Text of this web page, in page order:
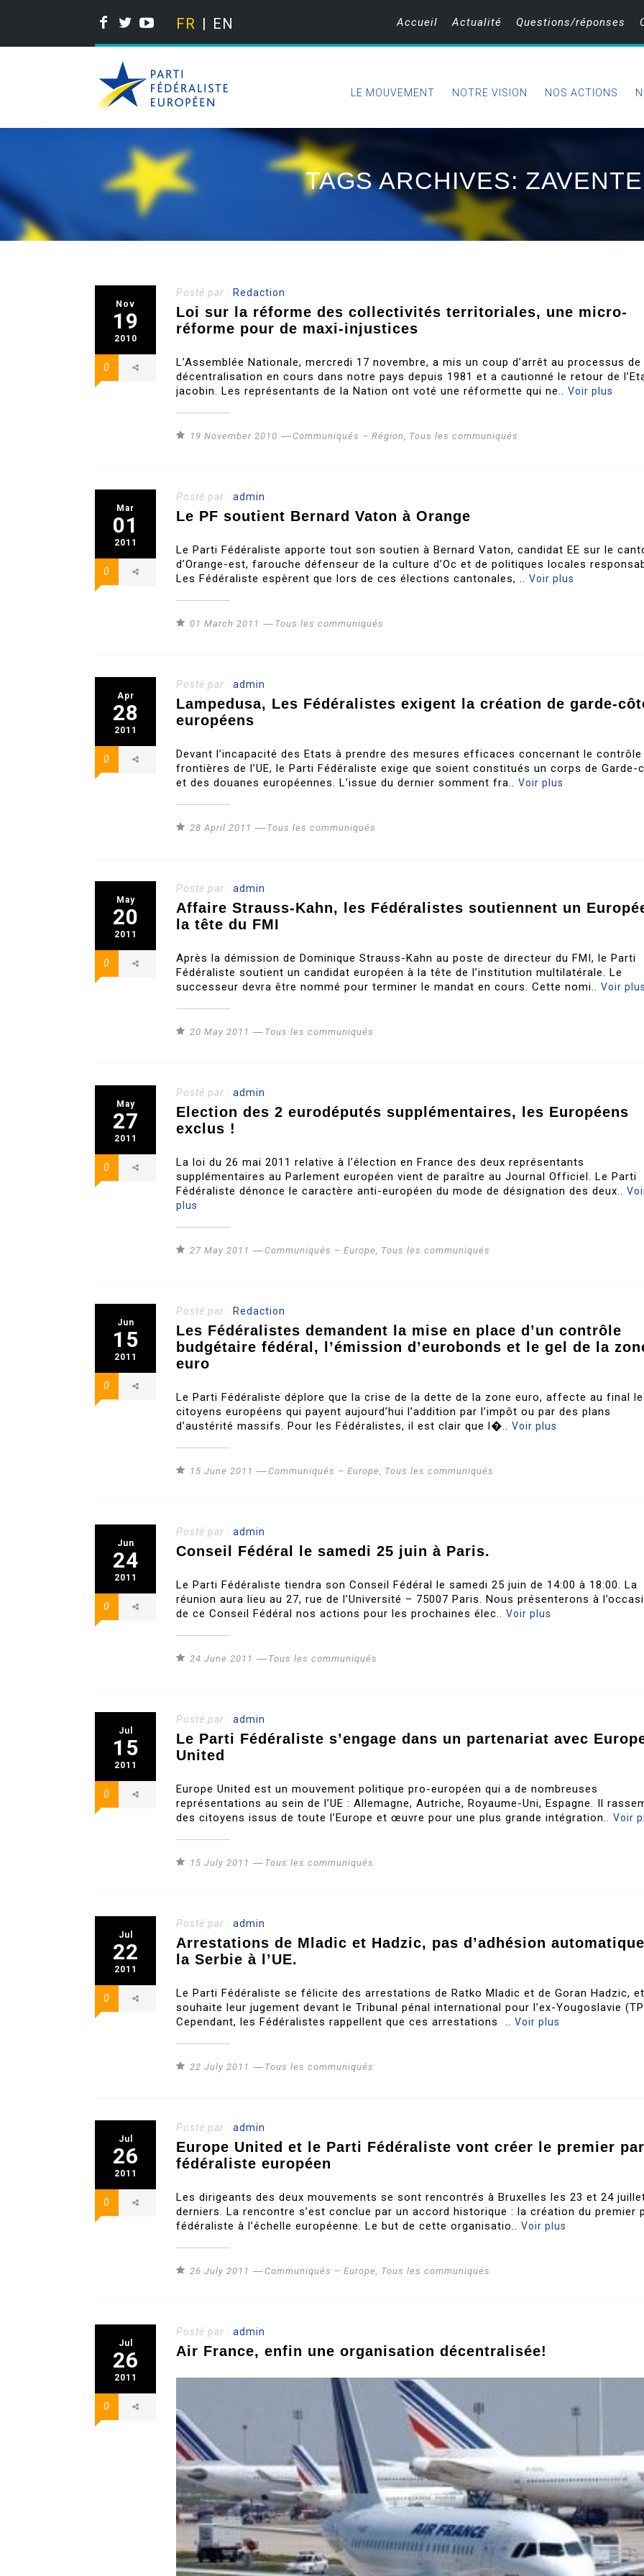
FR EN Accueil Actualité Questions/réponses
LE MOUVEMENT NOTRE VISION NOS ACTIONS
TAGS ARCHIVES:
Nov
19
2010
0
Posté par : Redaction
Loi sur la réforme des collectivités territoriales, une micro-
réforme pour de maxi-injustices
L’Assemblée Nationale, mercredi 17 novembre, a mis un coup d’arrêt au processus de
décentralisation en cours dans notre pays depuis 1981 et a cautionné le retour de
jacobin. Les représentants de la Nation ont voté une réformette qui ne.. Voir plus
19 November 2010 Communiqués – Région, Tous les communiqués
Mar
01
2011
0
Posté par : admin
Le PF soutient Bernard Vaton à Orange
Le Parti Fédéraliste apporte tout son soutien à Bernard Vaton, candidat EE sur le
d’Orange-est, farouche défenseur de la culture d’Oc et de politiques locales
Les Fédéraliste espèrent que lors de ces élections cantonales, .. Voir plus
01 March 2011 Tous les communiqués
Apr
28
2011
0
Posté par : admin
Lampedusa, Les Fédéralistes exigent la création de garde-
européens
Devant l’incapacité des Etats à prendre des mesures efficaces concernant le contrôle
frontières de l’UE, le Parti Fédéraliste exige que soient constitués un corps de Garde-
et des douanes européennes. L’issue du dernier somment fra.. Voir plus
28 April 2011 Tous les communiqués
May
20
2011
0
Posté par : admin
Affaire Strauss-Kahn, les Fédéralistes soutiennent un
la tête du FMI
Après la démission de Dominique Strauss-Kahn au poste de directeur du FMI, le Parti
Fédéraliste soutient un candidat européen à la tête de l’institution multilatérale. Le
successeur devra être nommé pour terminer le mandat en cours. Cette nomi.. Voir plus
20 May 2011 Tous les communiqués
May
27
2011
0
Posté par : admin
Election des 2 eurodéputés supplémentaires, les Européens
exclus !
La loi du 26 mai 2011 relative à l’élection en France des deux représentants
supplémentaires au Parlement européen vient de paraître au Journal Officiel. Le Parti
Fédéraliste dénonce le caractère anti-européen du mode de désignation des deux..
plus
27 May 2011 Communiqués – Europe, Tous les communiqués
Jun
15
2011
0
Posté par : Redaction
Les Fédéralistes demandent la mise en place d’un contrôle
budgétaire fédéral, l’émission d’eurobonds et le gel de la
euro
Le Parti Fédéraliste déplore que la crise de la dette de la zone euro, affecte au final
citoyens européens qui payent aujourd’hui l’addition par l’impôt ou par des plans
d’austérité massifs. Pour les Fédéralistes, il est clair que l�.. Voir plus
15 June 2011 Communiqués – Europe, Tous les communiqués
Jun
24
2011
0
Posté par : admin
Conseil Fédéral le samedi 25 juin à Paris.
Le Parti Fédéraliste tiendra son Conseil Fédéral le samedi 25 juin de 14:00 à 18:00. La
réunion aura lieu au 27, rue de l’Université – 75007 Paris. Nous présenterons à
de ce Conseil Fédéral nos actions pour les prochaines élec.. Voir plus
24 June 2011 Tous les communiqués
Jul
15
2011
0
Posté par : admin
Le Parti Fédéraliste s’engage dans un partenariat avec
United
Europe United est un mouvement politique pro-européen qui a de nombreuses
représentations au sein de l’UE : Allemagne, Autriche, Royaume-Uni, Espagne. Il
des citoyens issus de toute l’Europe et œuvre pour une plus grande intégration.. Voir
15 July 2011 Tous les communiqués
Jul
22
2011
0
Posté par : admin
Arrestations de Mladic et Hadzic, pas d’adhésion
la Serbie à l’UE.
Le Parti Fédéraliste se félicite des arrestations de Ratko Mladic et de Goran Hadzic, et
souhaite leur jugement devant le Tribunal pénal international pour l’ex-Yougoslavie
Cependant, les Fédéralistes rappellent que ces arrestations .. Voir plus
22 July 2011 Tous les communiqués
Jul
26
2011
0
Posté par : admin
Europe United et le Parti Fédéraliste vont créer le premier
fédéraliste européen
Les dirigeants des deux mouvements se sont rencontrés à Bruxelles les 23 et 24
derniers. La rencontre s’est conclue par un accord historique : la création du premier
fédéraliste à l’échelle européenne. Le but de cette organisatio.. Voir plus
26 July 2011 Communiqués – Europe, Tous les communiqués
Jul
26
2011
0
Posté par : admin
Air France, enfin une organisation décentralisée!